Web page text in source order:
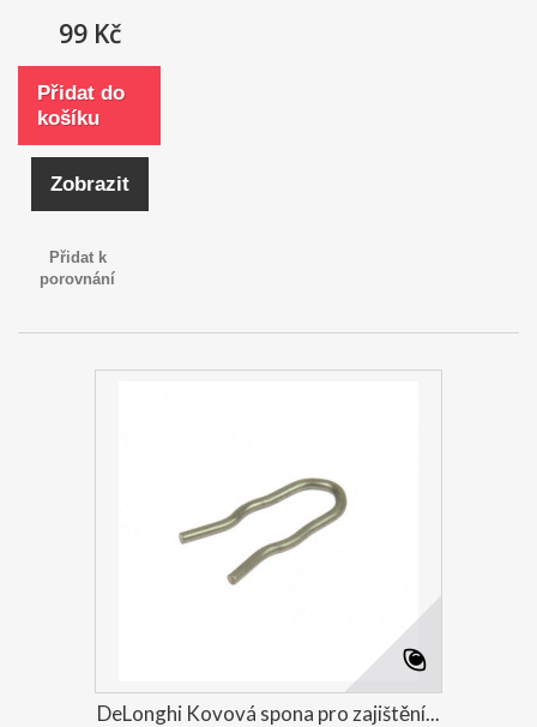
99 Kč
Přidat do
košíku
Zobrazit
Přidat k
porovnání
DeLonghi Kovová spona pro zajištění...